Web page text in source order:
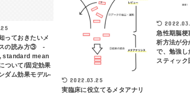
っておきたいメ
スの読み方③ -
standard mean
ついて/固定効果
ダム効果モデル-
2022.03.25
実臨床に役立てるメタアナリ
急性期脳梗
析方法が分
で、勉強
スティック